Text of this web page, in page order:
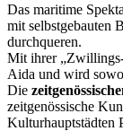
Das maritime
mit selbstgebauten
durchqueren.
Mit ihrer
Aida und wird
Die
zeitgenössische
Kulturhauptstädten